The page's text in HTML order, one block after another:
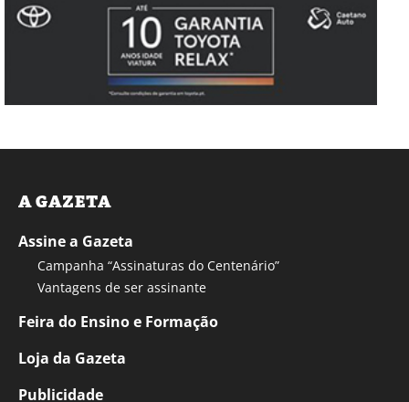
A GAZETA
Assine a Gazeta
Campanha “Assinaturas do Centenário”
Vantagens de ser assinante
Feira do Ensino e Formação
Loja da Gazeta
Publicidade